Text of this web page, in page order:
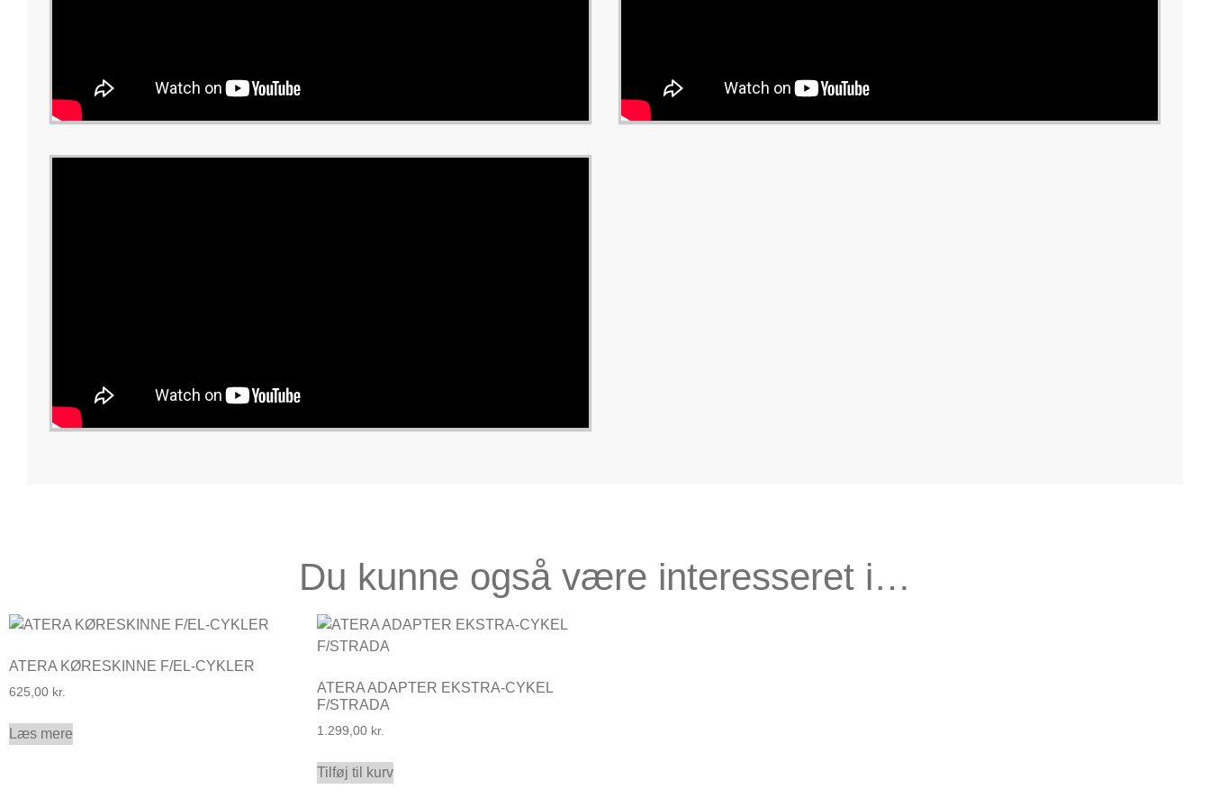
Du kunne også være interesseret i…
ATERA KØRESKINNE F/EL-CYKLER
625,00 kr.
Læs mere
ATERA ADAPTER EKSTRA-CYKEL
F/STRADA
1.299,00 kr.
Tilføj til kurv